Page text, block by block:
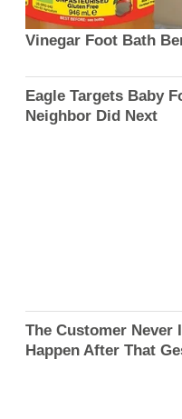
Vinegar Foot Bath
Eagle Targets Baby
Neighbor Did Next
The Customer Never
Happen After That